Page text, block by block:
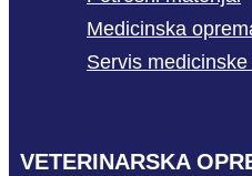
Medicinska
Servis
VETERINARSKA